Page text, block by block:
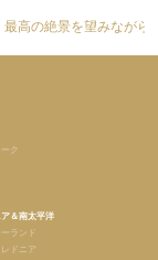
最高の絶景を望みながら
ク
＆南太平洋
ランド
ドニア